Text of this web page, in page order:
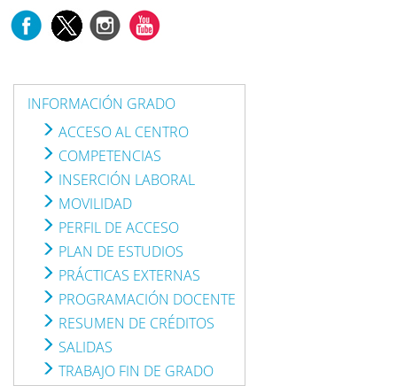
INFORMACIÓN GRADO
ACCESO AL CENTRO
COMPETENCIAS
INSERCIÓN LABORAL
MOVILIDAD
PERFIL DE ACCESO
PLAN DE ESTUDIOS
PRÁCTICAS EXTERNAS
PROGRAMACIÓN DOCENTE
RESUMEN DE CRÉDITOS
SALIDAS
TRABAJO FIN DE GRADO